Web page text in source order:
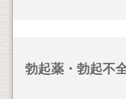
勃起薬・勃起不